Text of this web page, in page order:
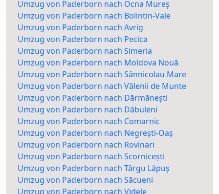
Umzug von Paderborn nach Ocna Mureș
Umzug von Paderborn nach Bolintin-Vale
Umzug von Paderborn nach Avrig
Umzug von Paderborn nach Pecica
Umzug von Paderborn nach Simeria
Umzug von Paderborn nach Moldova Nouă
Umzug von Paderborn nach Sânnicolau Mare
Umzug von Paderborn nach Vălenii de Munte
Umzug von Paderborn nach Dărmănești
Umzug von Paderborn nach Dăbuleni
Umzug von Paderborn nach Comarnic
Umzug von Paderborn nach Negrești-Oaș
Umzug von Paderborn nach Rovinari
Umzug von Paderborn nach Scornicești
Umzug von Paderborn nach Târgu Lăpuș
Umzug von Paderborn nach Săcueni
Umzug von Paderborn nach Videle